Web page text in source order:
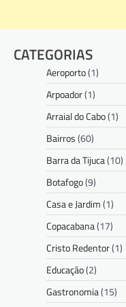
CATEGORIAS
Aeroporto(1)
Arpoador(1)
Arraial do Cabo(1)
Bairros(60)
Barra da Tijuca(10)
Botafogo(9)
Casa e Jardim(1)
Copacabana(17)
Cristo Redentor(1)
Educação(2)
Gastronomia(15)